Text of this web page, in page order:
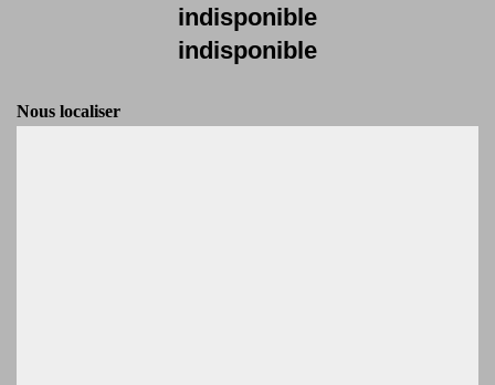
indisponible
indisponible
Nous localiser